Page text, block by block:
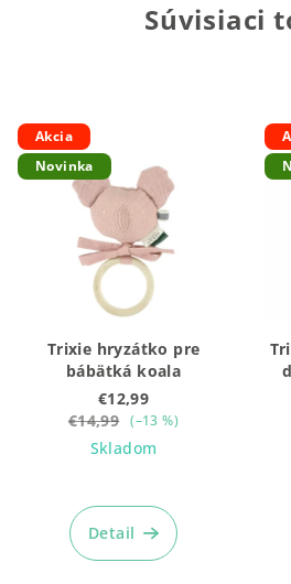
Súvisiaci
Akcia
Novinka
Trixie hryzátko pre
bábätká koala
€12,99
€14,99 (–13 %)
Skladom
Detail